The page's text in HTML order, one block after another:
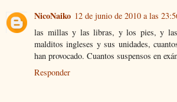
NicoNaiko 12 de junio de 2010 a las
las millas y las libras, y los pies, y
malditos ingleses y sus unidades,
han provocado. Cuantos suspensos en
Responder